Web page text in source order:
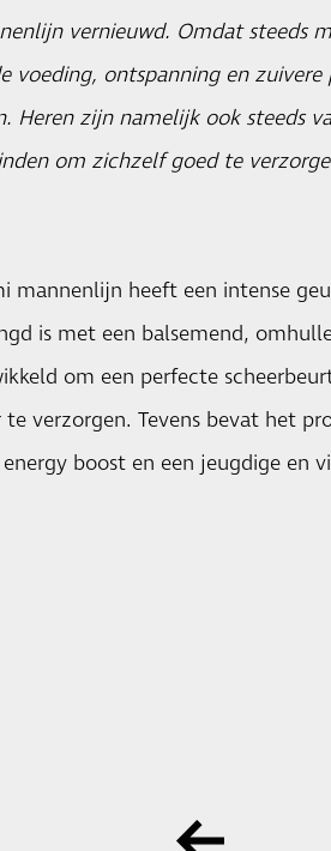
vernieuwd. Omdat steeds
voeding, ontspanning en
Heren zijn namelijk ook steeds
om zichzelf goed te
mannenlijn heeft een intense
is met een balsemend,
om een perfecte
verzorgen. Tevens bevat het
boost en een jeugdige en